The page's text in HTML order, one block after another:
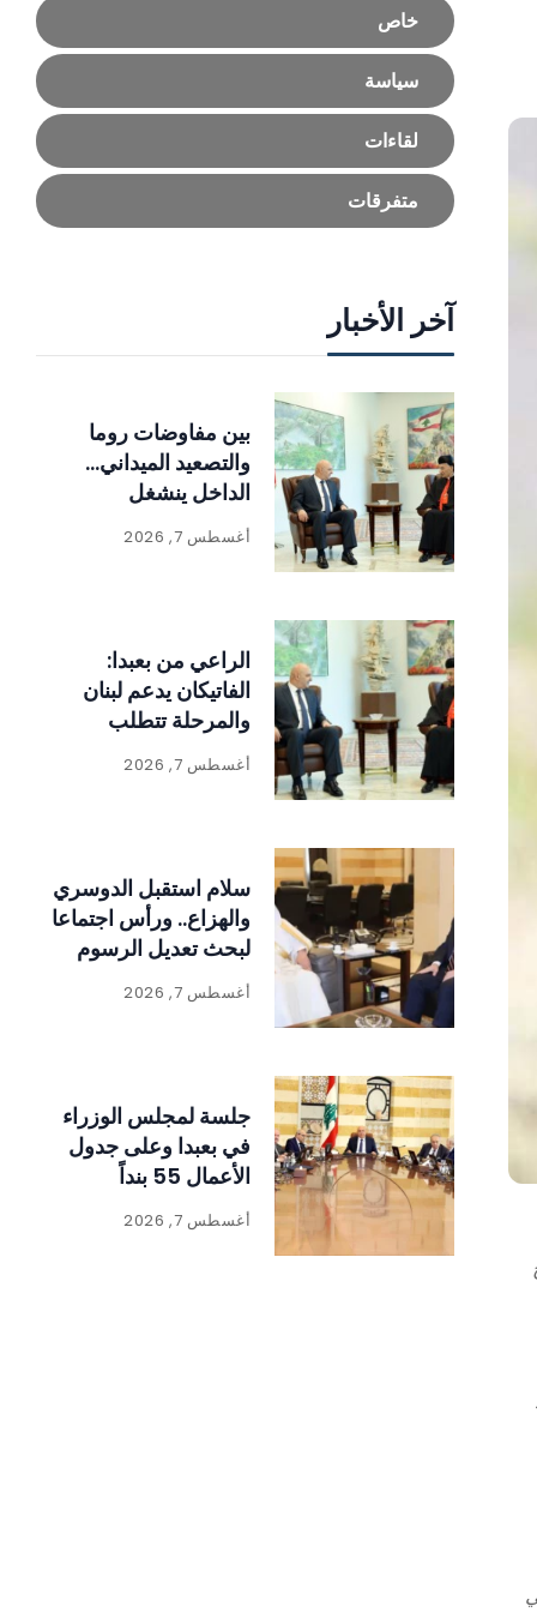
خاص
سياسة
لقاءات
متفرقات
آخر الأخبار
بين مفاوضات روما
والتصعيد الميداني…
الداخل ينشغل
بالإصلاحات
أغسطس 7, 2026
الراعي من بعبدا:
الفاتيكان يدعم لبنان
والمرحلة تتطلب
الالتفاف حول الدولة
ومؤسساتها
أغسطس 7, 2026
سلام استقبل الدوسري
والهزاع.. ورأس اجتماعا
لبحث تعديل الرسوم
على المواد المنتجة
للنفايات
أغسطس 7, 2026
جلسة لمجلس الوزراء
في بعبدا وعلى جدول
الأعمال 55 بنداً
أغسطس 7, 2026